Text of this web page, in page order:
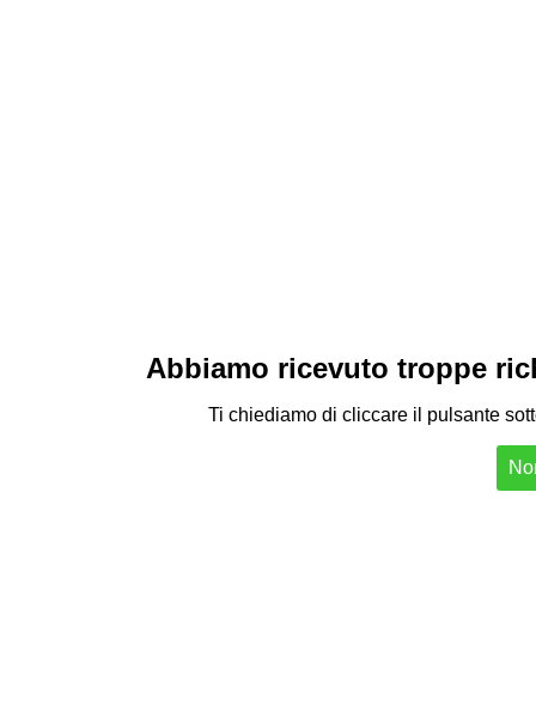
Abbiamo ricevuto troppe
Ti chiediamo di cliccare il pulsante